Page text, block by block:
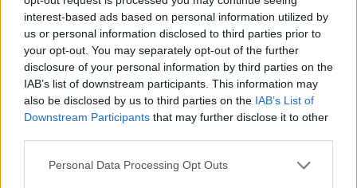
interest-based ads based on personal information utilized by
us or personal information disclosed to third parties prior to
your opt-out. You may separately opt-out of the further
disclosure of your personal information by third parties on the
IAB’s list of downstream participants. This information may
also be disclosed by us to third parties on the IAB’s List of
Downstream Participants that may further disclose it to other
Personal Data Processing Opt Outs
#OLYLEV: The Squad ?pic.twitter.com/ap3U28f2gx
— Olympiacos FC (@olympiacosfc) September 26, 2025
Παιχνίδι από παντού στη Novibet με το
νέο Mobile App